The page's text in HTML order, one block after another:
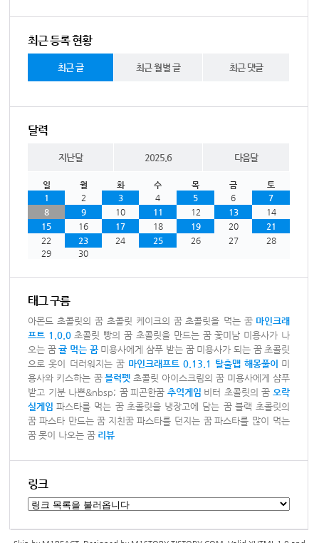
최근 등록 현황
최근 글 최근 월별 글 최근 댓글
달력
지난달 2025.6 다음달
일 월 화 수 목 금
토
1
2 3 4 5 6
7
8
9 10 11 12 13
14
15
16 17 18 19 20
21
22
23 24 25 26 27
28
29
30
태그 구름
아몬드 초콜릿의 꿈 초콜릿 케이크의 꿈 초콜릿을 먹는 꿈 마인크래
프트 1.0.0 초콜릿 빵의 꿈 초콜릿을 만드는 꿈 꽃미남 미용사가 나
오는 꿈 귤 먹는 꿈 미용사에게 샴푸 받는 꿈 미용사가 되는 꿈 초콜릿
으로 옷이 더러워지는 꿈 마인크래프트 0.13.1 탈출맵 해몽풀이 미
용사와 키스하는 꿈 블럭펫 초콜릿 아이스크림의 꿈 미용사에게 샴푸
받고 기분 나쁜&nbsp; 꿈 피곤한꿈 추억게임 비터 초콜릿의 꿈 오락
실게임 파스타를 먹는 꿈 초콜릿을 냉장고에 담는 꿈 블랙 초콜릿의
꿈 파스타 만드는 꿈 지친꿈 파스타를 던지는 꿈 파스타를 많이 먹는
꿈 못이 나오는 꿈 리뷰
링크